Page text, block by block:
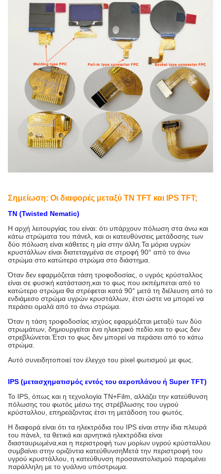
Σημείωση: Οι διαφορές μεταξύ TN TFT και IPS TFT;
TN (Twisted Nematic)
Η αρχή λειτουργίας του είναι: ότι υπάρχουν πόλωση στα άνω και
κάτω στρώματα του πάνελ, και οι κατευθύνσεις μετάδοσης των
δύο πόλωση είναι κάθετες η μία στην άλλη.Τα μόρια υγρών
κρυστάλλων είναι διατεταγμένα σε στροφή 90° από το άνω
στρώμα στο κατώτερο στρώμα στο διάστημα.
Όταν δεν εφαρμόζεται τάση τροφοδοσίας, ο υγρός κρύσταλλος
είναι σε φυσική κατάσταση,και το φως που εκπέμπεται από το
κατώτερο στρώμα θα στρέφεται κατά 90° μετά τη διέλευση από το
ενδιάμεσο στρώμα υγρών κρυστάλλων, έτσι ώστε να μπορεί να
περάσει ομαλά από το άνω στρώμα.
Όταν η τάση τροφοδοσίας ισχύος εφαρμόζεται μεταξύ των δύο
στρωμάτων, δημιουργείται ένα ηλεκτρικό πεδίο.και το φως δεν
στρεβλώνεται.Έτσι το φως δεν μπορεί να περάσει από το κάτω
στρώμα.
Αυτό συνειδητοποιεί τον έλεγχο του pixel φωτισμού με φως.
IPS (μετασχηματισμός εντός του αεροπλάνου ή Super TFT)
Το IPS, όπως και η τεχνολογία TN+Film, αλλάζει την κατεύθυνση
πόλωσης του φωτός μέσω της στρέβλωσης του υγρού
κρύσταλλου, επηρεάζοντας έτσι τη μετάδοση του φωτός.
Η διαφορά είναι ότι τα ηλεκτρόδια του IPS είναι στην ίδια πλευρά
του πάνελ, τα θετικά και αρνητικά ηλεκτρόδια είναι
διασταυρωμένα,και η περιστροφή των μορίων υγρού κρύσταλλου
συμβαίνει στην οριζόντια κατεύθυνσηΜετά την περιστροφή του
υγρού κρυστάλλου, η κατεύθυνση προσανατολισμού παραμένει
παράλληλη με το γυάλινο υπόστρωμα.